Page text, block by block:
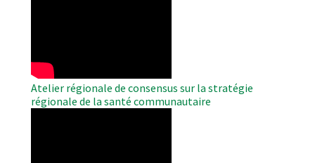
Atelier régionale de consensus sur la stratégie
régionale de la santé communautaire